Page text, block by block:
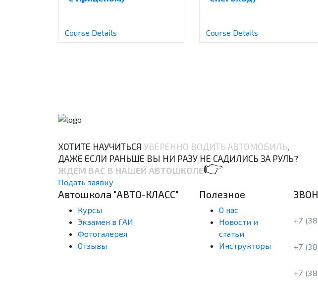
Course Details Course Details
ХОТИТЕ НАУЧИТЬСЯ УВЕРЕННО ВОДИТЬ АВТОМОБИЛЬ,
ДАЖЕ ЕСЛИ РАНЬШЕ ВЫ НИ РАЗУ НЕ САДИЛИСЬ ЗА РУЛЬ?
ЖДЕМ ВАС В НАШЕЙ АВТОШКОЛЕ👉
Подать заявку
Автошкола "АВТО-КЛАСС"
Курсы
Экзамен в ГАИ
Фотогалерея
Отзывы
Полезное
О нас
Новости и
статьи
Инструкторы
+7
+7
+7